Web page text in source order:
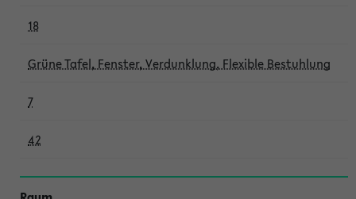
18
Grüne Tafel, Fenster, Verdunklung, Flexible Bestuhlung
7
42